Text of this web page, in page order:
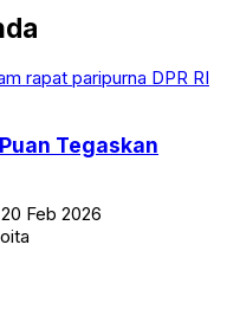
Tegaskan
Feb 2026